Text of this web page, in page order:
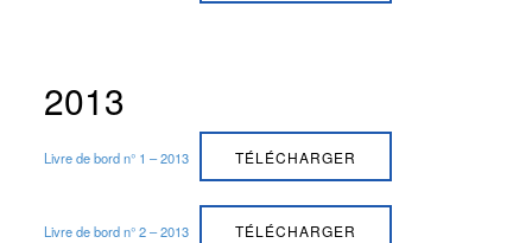
2013
Livre de bord n° 1 – 2013 TÉLÉCHARGER
Livre de bord n° 2 – 2013 TÉLÉCHARGER